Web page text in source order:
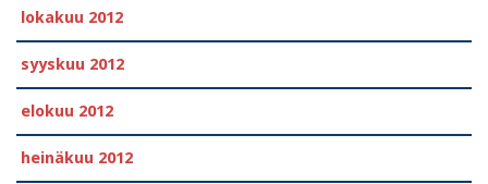
lokakuu 2012
syyskuu 2012
elokuu 2012
heinäkuu 2012